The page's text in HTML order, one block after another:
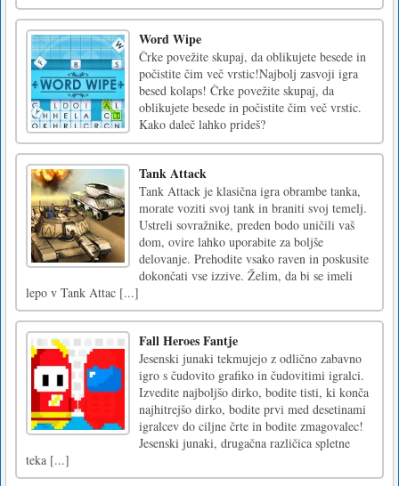
Word Wipe
Črke povežite skupaj, da oblikujete besede in
počistite čim več vrstic!Najbolj zasvoji igra
besed kolaps! Črke povežite skupaj, da
oblikujete besede in počistite čim več vrstic.
Kako daleč lahko prideš?
Tank Attack
Tank Attack je klasična igra obrambe tanka,
morate voziti svoj tank in braniti svoj temelj.
Ustreli sovražnike, preden bodo uničili vaš
dom, ovire lahko uporabite za boljše
delovanje. Prehodite vsako raven in poskusite
dokončati vse izzive. Želim, da bi se imeli
lepo v Tank Attac [...]
Fall Heroes Fantje
Jesenski junaki tekmujejo z odlično zabavno
igro s čudovito grafiko in čudovitimi igralci.
Izvedite najboljšo dirko, bodite tisti, ki konča
najhitrejšo dirko, bodite prvi med desetinami
igralcev do ciljne črte in bodite zmagovalec!
Jesenski junaki, drugačna različica spletne
teka [...]